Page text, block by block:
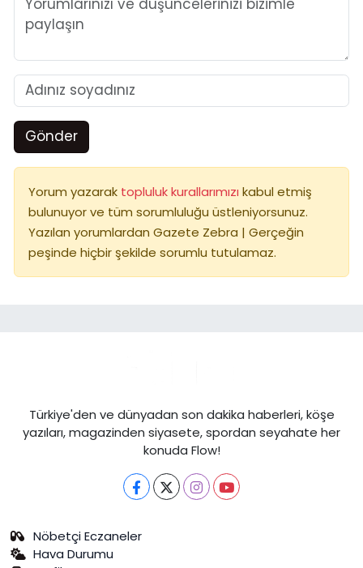
Gönder
Yorum yazarak topluluk kurallarımızı kabul etmiş
bulunuyor ve tüm sorumluluğu üstleniyorsunuz.
Yazılan yorumlardan Gazete Zebra | Gerçeğin
peşinde hiçbir şekilde sorumlu tutulamaz.
Türkiye'den ve dünyadan son dakika haberleri, köşe
yazıları, magazinden siyasete, spordan seyahate her
konuda Flow!
Nöbetçi Eczaneler
Hava Durumu